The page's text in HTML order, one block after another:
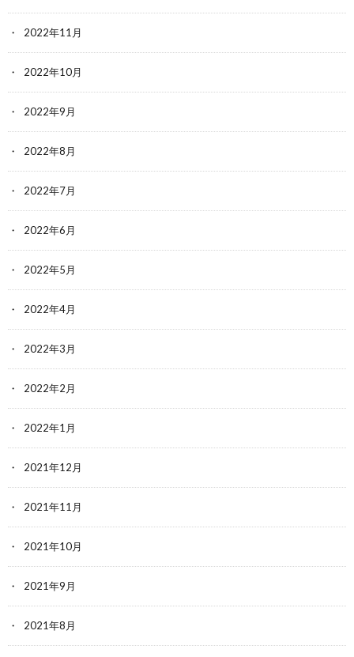
2022年11月
2022年10月
2022年9月
2022年8月
2022年7月
2022年6月
2022年5月
2022年4月
2022年3月
2022年2月
2022年1月
2021年12月
2021年11月
2021年10月
2021年9月
2021年8月